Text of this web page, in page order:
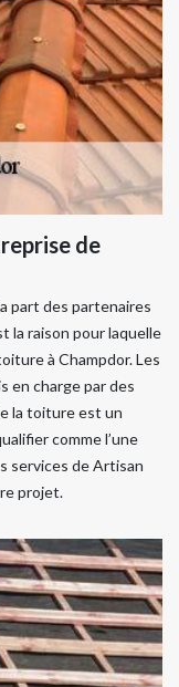
de
part des partenaires
la raison pour laquelle
à Champdor. Les
en charge par des
la toiture est un
comme l’une
services de Artisan
projet.